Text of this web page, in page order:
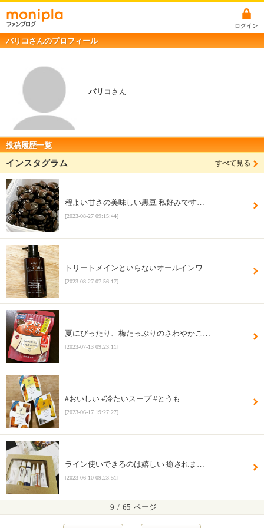
ログイン
バリコさんのプロフィール
バリコ さん
投稿履歴一覧
インスタグラム すべて見る
程よい甘さの美味しい黒豆 私好みです…
[2023-08-27 09:15:44]
トリートメインといらないオールインワ…
[2023-08-27 07:56:17]
夏にぴったり、梅たっぷりのさわやかこ…
[2023-07-13 09:23:11]
#おいしい #冷たいスープ #とうも…
[2023-06-17 19:27:27]
ライン使いできるのは嬉しい 癒されま…
[2023-06-10 09:23:51]
9 / 65 ページ